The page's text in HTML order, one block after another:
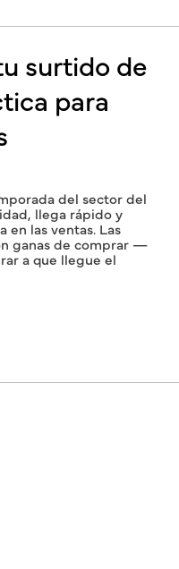
surtido de
para
del sector del
llega rápido y
en las ventas. Las
ganas de comprar —
a que llegue el